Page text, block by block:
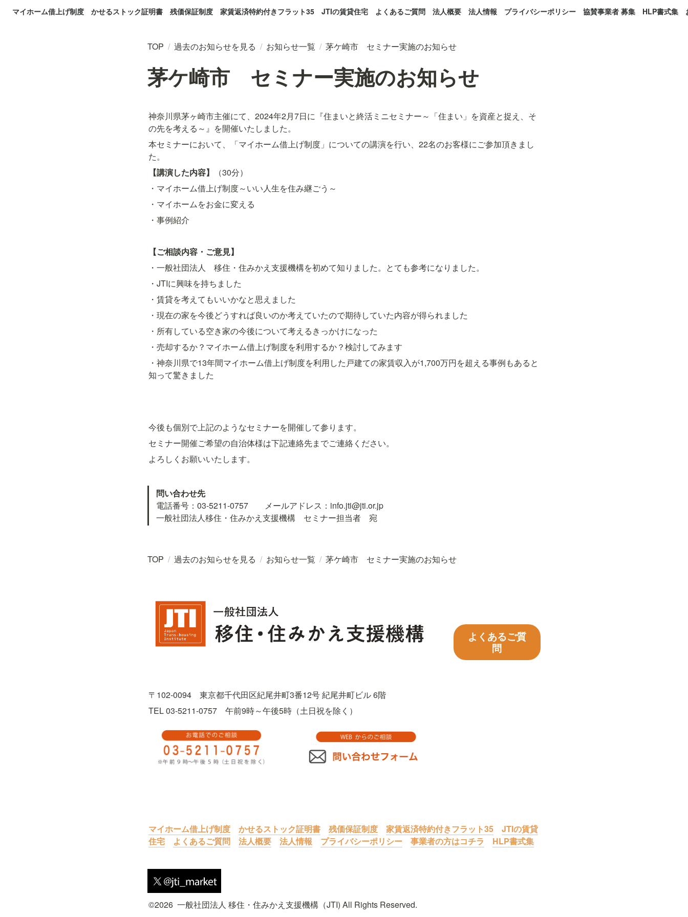
マイホーム借上げ制度 かせるストック証明書 残価保証制度 家賃返済特約付きフラット35 JTIの賃貸住宅 よくあるご質問 法人概要 法人情報 プライバシーポリシー 協賛事業者 募集 HLP書式集
TOP / 過去のお知らせを見る / お知らせ一覧 / 茅ケ崎市 セミナー実施のお知らせ
茅ケ崎市 セミナー実施のお知らせ
神奈川県茅ヶ崎市主催にて、2024年2月7日に『住まいと終活ミニセミナー～「住まい」を資産と捉え、そ
の先を考える～』を開催いたしました。
本セミナーにおいて、「マイホーム借上げ制度」についての講演を行い、22名のお客様にご参加頂きまし
た。
【講演した内容】
（30分）
・マイホーム借上げ制度～いい人生を住み継ごう～
・マイホームをお金に変える
・事例紹介
【ご相談内容・ご意見】
・一般社団法人　移住・住みかえ支援機構を初めて知りました。とても参考になりました。
・JTIに興味を持ちました
・賃貸を考えてもいいかなと思えました
・現在の家を今後どうすれば良いのか考えていたので期待していた内容が得られました
・所有している空き家の今後について考えるきっかけになった
・売却するか？マイホーム借上げ制度を利用するか？検討してみます
・神奈川県で13年間マイホーム借上げ制度を利用した戸建ての家賃収入が1,700万円を超える事例もあると
知って驚きました
今後も個別で上記のようなセミナーを開催して参ります。
セミナー開催ご希望の自治体様は下記連絡先までご連絡ください。
よろしくお願いいたします。
問い合わせ先
電話番号：03-5211-0757　　メールアドレス：info.jti@jti.or.jp
一般社団法人移住・住みかえ支援機構　セミナー担当者　宛
TOP / 過去のお知らせを見る / お知らせ一覧 / 茅ケ崎市 セミナー実施のお知らせ
〒102-0094　東京都千代田区紀尾井町3番12号 紀尾井町ビル 6階
TEL 03-5211-0757　午前9時～午後5時（土日祝を除く）
よくあるご質
問
マイホーム借上げ制度 かせるストック証明書 残価保証制度 家賃返済特約付きフラット35
JTIの賃貸
住宅
よくあるご質問 法人概要 法人情報 プライバシーポリシー 事業者の方はコチラ HLP書式集
©2026  一般社団法人 移住・住みかえ支援機構（JTI) All Rights Reserved.